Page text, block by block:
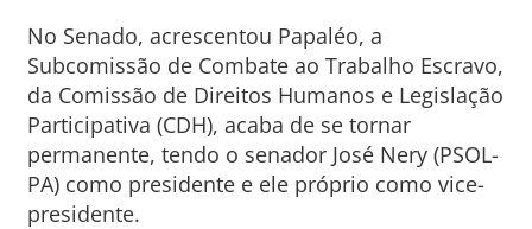
No Senado, acrescentou Papaléo, a
Subcomissão de Combate ao Trabalho Escravo,
da Comissão de Direitos Humanos e Legislação
Participativa (CDH), acaba de se tornar
permanente, tendo o senador José Nery (PSOL-
PA) como presidente e ele próprio como vice-
presidente.